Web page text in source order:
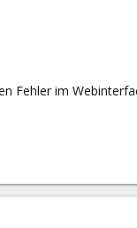
Fehler im